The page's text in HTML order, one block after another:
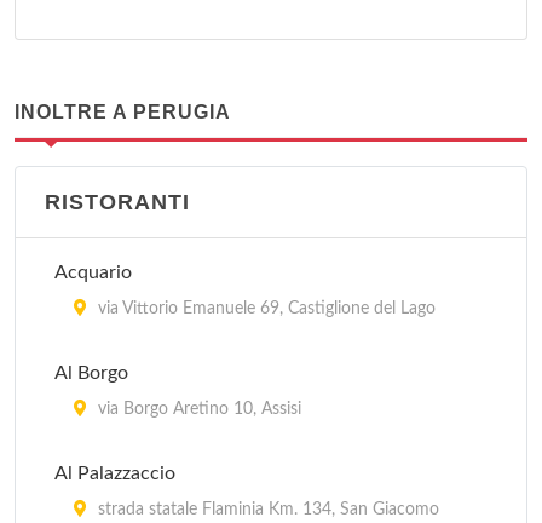
INOLTRE A PERUGIA
RISTORANTI
Acquario
via Vittorio Emanuele 69, Castiglione del Lago
Al Borgo
via Borgo Aretino 10, Assisi
Al Palazzaccio
strada statale Flaminia Km. 134, San Giacomo